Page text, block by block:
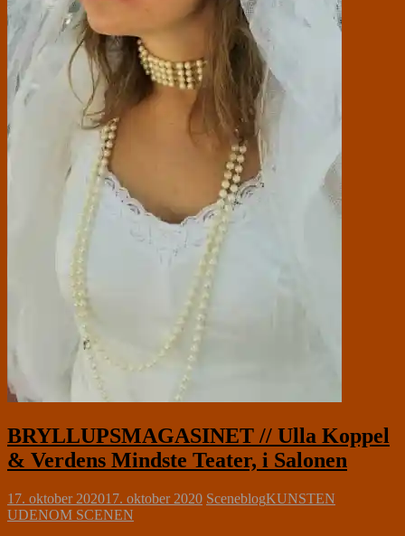
BRYLLUPSMAGASINET // Ulla Koppel
& Verdens Mindste Teater, i Salonen
17. oktober 202017. oktober 2020 SceneblogKUNSTEN
UDENOM SCENEN